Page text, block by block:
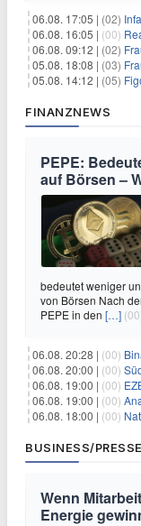
06.08. 17:05 | (02)
06.08. 16:05 | (00)
06.08. 09:12 | (02)
05.08. 18:08 | (03)
05.08. 14:12 | (05)
FINANZNEWS
PEPE:
auf Börsen –
bedeutet weniger
von Börsen Nach
PEPE in den […]
06.08. 20:28 | (00)
06.08. 20:00 | (00)
06.08. 19:00 | (00)
06.08. 19:00 | (00)
06.08. 18:00 | (00)
BUSINESS/PRESSE
Wenn
Energie